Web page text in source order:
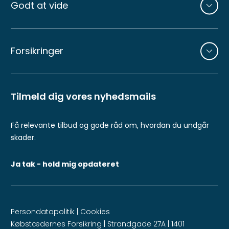
Godt at vide
Forsikringer
Tilmeld dig vores nyhedsmails
Få relevante tilbud og gode råd om, hvordan du undgår
skader.
Ja tak - hold mig opdateret
Persondatapolitik | Cookies
Købstædernes Forsikring | Strandgade 27A | 1401